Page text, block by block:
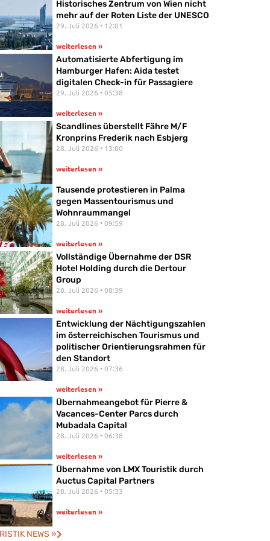
Historisches Zentrum von Wien nicht
mehr auf der Roten Liste der UNESCO
29. Juli 2026 12:01
weiterlesen »
Automatisierte Abfertigung im
Hamburger Hafen: Aida testet
digitalen Check-in für Passagiere
29. Juli 2026 05:38
weiterlesen »
Scandlines überstellt Fähre M/F
Kronprins Frederik nach Esbjerg
28. Juli 2026 13:00
weiterlesen »
Tausende protestieren in Palma
gegen Massentourismus und
Wohnraummangel
28. Juli 2026 09:59
weiterlesen »
Vollständige Übernahme der DSR
Hotel Holding durch die Dertour
Group
28. Juli 2026 08:39
weiterlesen »
Entwicklung der Nächtigungszahlen
im österreichischen Tourismus und
politischer Orientierungsrahmen für
den Standort
28. Juli 2026 07:36
weiterlesen »
Übernahmeangebot für Pierre &
Vacances-Center Parcs durch
Mubadala Capital
28. Juli 2026 06:38
weiterlesen »
Übernahme von LMX Touristik durch
Auctus Capital Partners
28. Juli 2026 05:33
weiterlesen »
NEWS »